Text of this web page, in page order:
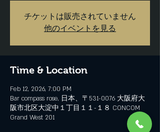
チケットは販売されていません
他のイベントを見る
Time & Location
Feb 12, 2026, 7:00 PM
Bar compass rose, 日本、〒531-0076 大阪府大
阪市北区大淀中１丁目１１−１８ CONCOM
Grand West 201